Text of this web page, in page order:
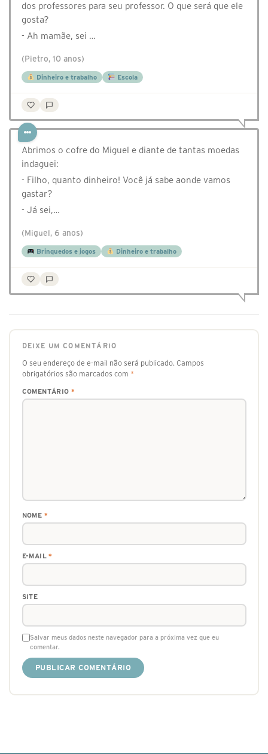
dos professores para seu professor. O que será que ele
gosta?
- Ah mamãe, sei …
(Pietro, 10 anos)
Dinheiro e trabalho Escola
Abrimos o cofre do Miguel e diante de tantas moedas
indaguei:
- Filho, quanto dinheiro! Você já sabe aonde vamos
gastar?
- Já sei,…
(Miguel, 6 anos)
Brinquedos e jogos Dinheiro e trabalho
DEIXE UM COMENTÁRIO
O seu endereço de e-mail não será publicado. Campos
obrigatórios são marcados com *
COMENTÁRIO *
NOME *
E-MAIL*
SITE
Salvar meus dados neste navegador para a próxima vez que eu
comentar.